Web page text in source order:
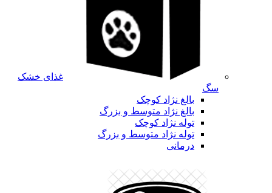
غذای خشک
سگ
بالغ نژاد کوچک
بالغ نژاد متوسط و بزرگ
توله نژاد کوچک
توله نژاد متوسط و بزرگ
درمانی